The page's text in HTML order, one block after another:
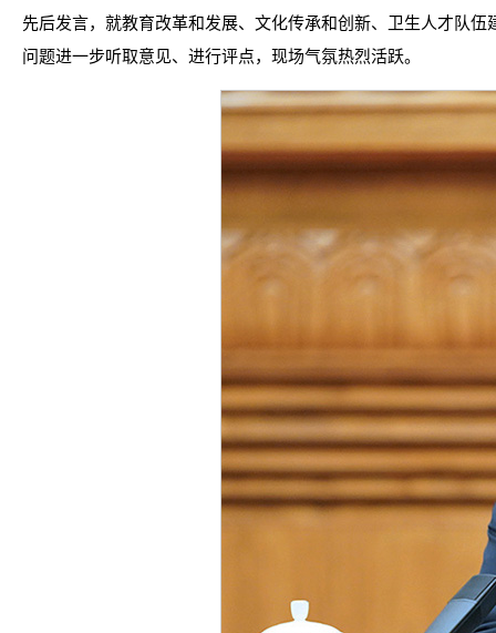
先后发言，就教育改革和发展、文化传承和创新、卫生人才队
问题进一步听取意见、进行评点，现场气氛热烈活跃。